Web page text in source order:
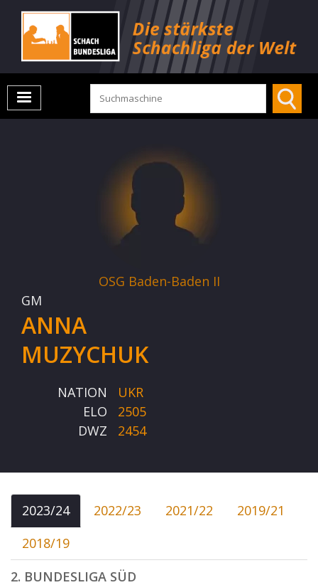
OSG Baden-Baden II
GM
ANNA
MUZYCHUK
NATION
UKR
ELO
2505
DWZ
2454
2023/24 2022/23 2021/22
2019/21
2018/19
2. BUNDESLIGA SÜD